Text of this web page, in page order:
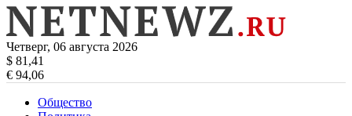
Четверг, 06 августа 2026
$ 81,41
€ 94,06
Общество